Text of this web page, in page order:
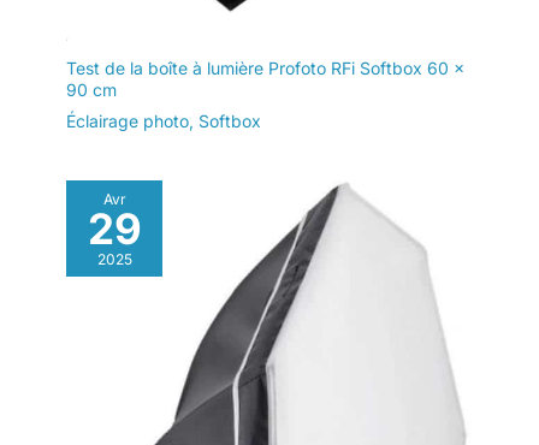
Test de la boîte à lumière Profoto RFi Softbox 60 x
90 cm
Éclairage photo, Softbox
Avr
29
2025